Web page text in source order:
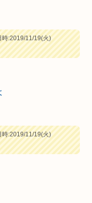
:2019/11/19(火)
:2019/11/19(火)